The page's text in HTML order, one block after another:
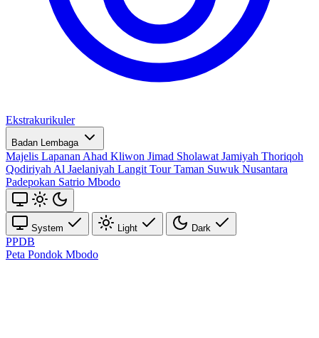
Ekstrakurikuler
Badan Lembaga
Majelis Lapanan Ahad Kliwon Jimad Sholawat Jamiyah Thoriqoh
Qodiriyah Al Jaelaniyah Langit TourTaman Suwuk Nusantara
Padepokan Satrio Mbodo
System Light Dark
PPDB
Peta Pondok Mbodo